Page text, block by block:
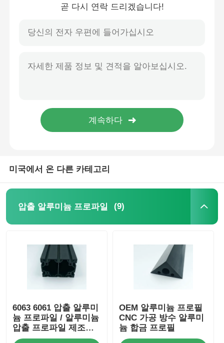
커튼 벽 프로파일
알루미늄 트림 프로파일
곧 다시 연락 드리겠습니다!
미국에서 온 다른 카테고리
압출 알루미늄 프로파일 (9)
6063 6061 압출 알루미
늄 프로파일 / 알루미늄
압출 프로파일 제조업
체
OEM 알루미늄 프로필
CNC 가공 방수 알루미
늄 합금 프로필